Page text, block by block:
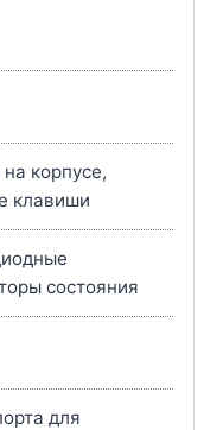
корпусе,
клавиши
состояния
для